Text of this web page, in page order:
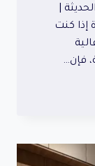
|
كنت
فإن…